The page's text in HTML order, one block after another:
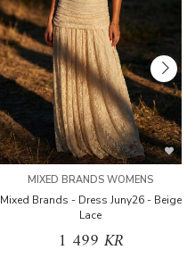
MIXED BRANDS WOMENS
Mixed Brands - Dress Juny26 - Beige
Lace
1 499 KR